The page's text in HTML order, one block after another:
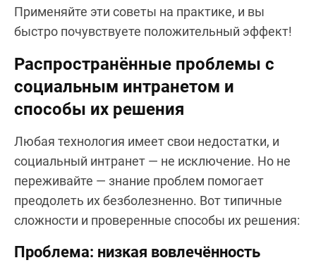
Применяйте эти советы на практике, и вы
быстро почувствуете положительный эффект!
Распространённые проблемы с
социальным интранетом и
способы их решения
Любая технология имеет свои недостатки, и
социальный интранет — не исключение. Но не
переживайте — знание проблем помогает
преодолеть их безболезненно. Вот типичные
сложности и проверенные способы их решения:
Проблема: низкая вовлечённость